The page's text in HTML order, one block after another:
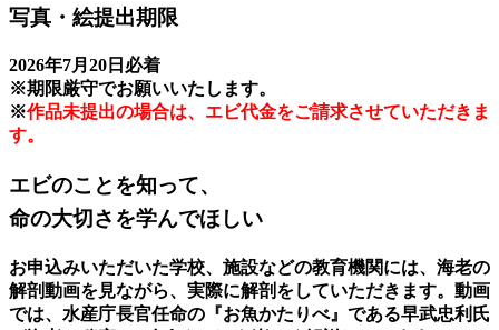
写真・絵提出期限
2026年7月20日必着
※期限厳守でお願いいたします。
※作品未提出の場合は、エビ代金をご請求させていただきま
す。
エビのことを知って、
命の大切さを学んでほしい
お申込みいただいた学校、施設などの教育機関には、海老の
解剖動画を見ながら、実際に解剖をしていただきます。動画
では、水産庁長官任命の『お魚かたりべ』である早武忠利氏